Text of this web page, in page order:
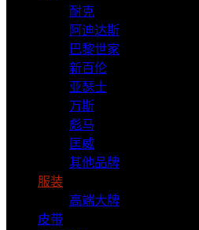
耐克
阿迪达斯
巴黎世家
新百伦
亚瑟士
万斯
彪马
匡威
其他品牌
服装
高端大牌
皮带